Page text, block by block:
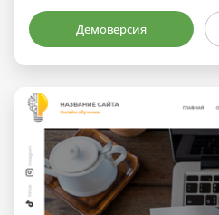
Демоверсия